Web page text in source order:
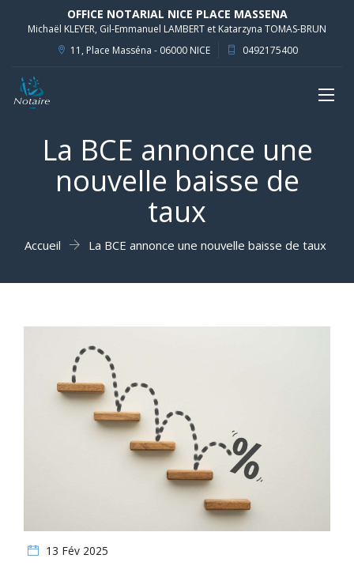
OFFICE NOTARIAL NICE PLACE MASSENA
Michaël KLEYER, Gil-Emmanuel LAMBERT et Katarzyna TOMAS-BRUN
11, Place Masséna - 06000 NICE
0492175400
La BCE annonce une
nouvelle baisse de
taux
Accueil La BCE annonce une nouvelle baisse de taux
13 Fév 2025